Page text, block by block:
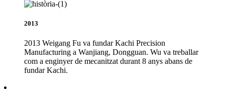
2013
2013 Weigang Fu va fundar Kachi Precision
Manufacturing a Wanjiang, Dongguan. Wu va treballar
com a enginyer de mecanitzat durant 8 anys abans de
fundar Kachi.